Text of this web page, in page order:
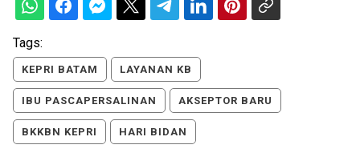
Tags:
KEPRI BATAM LAYANAN KB
IBU PASCAPERSALINAN AKSEPTOR BARU
BKKBN KEPRI HARI BIDAN